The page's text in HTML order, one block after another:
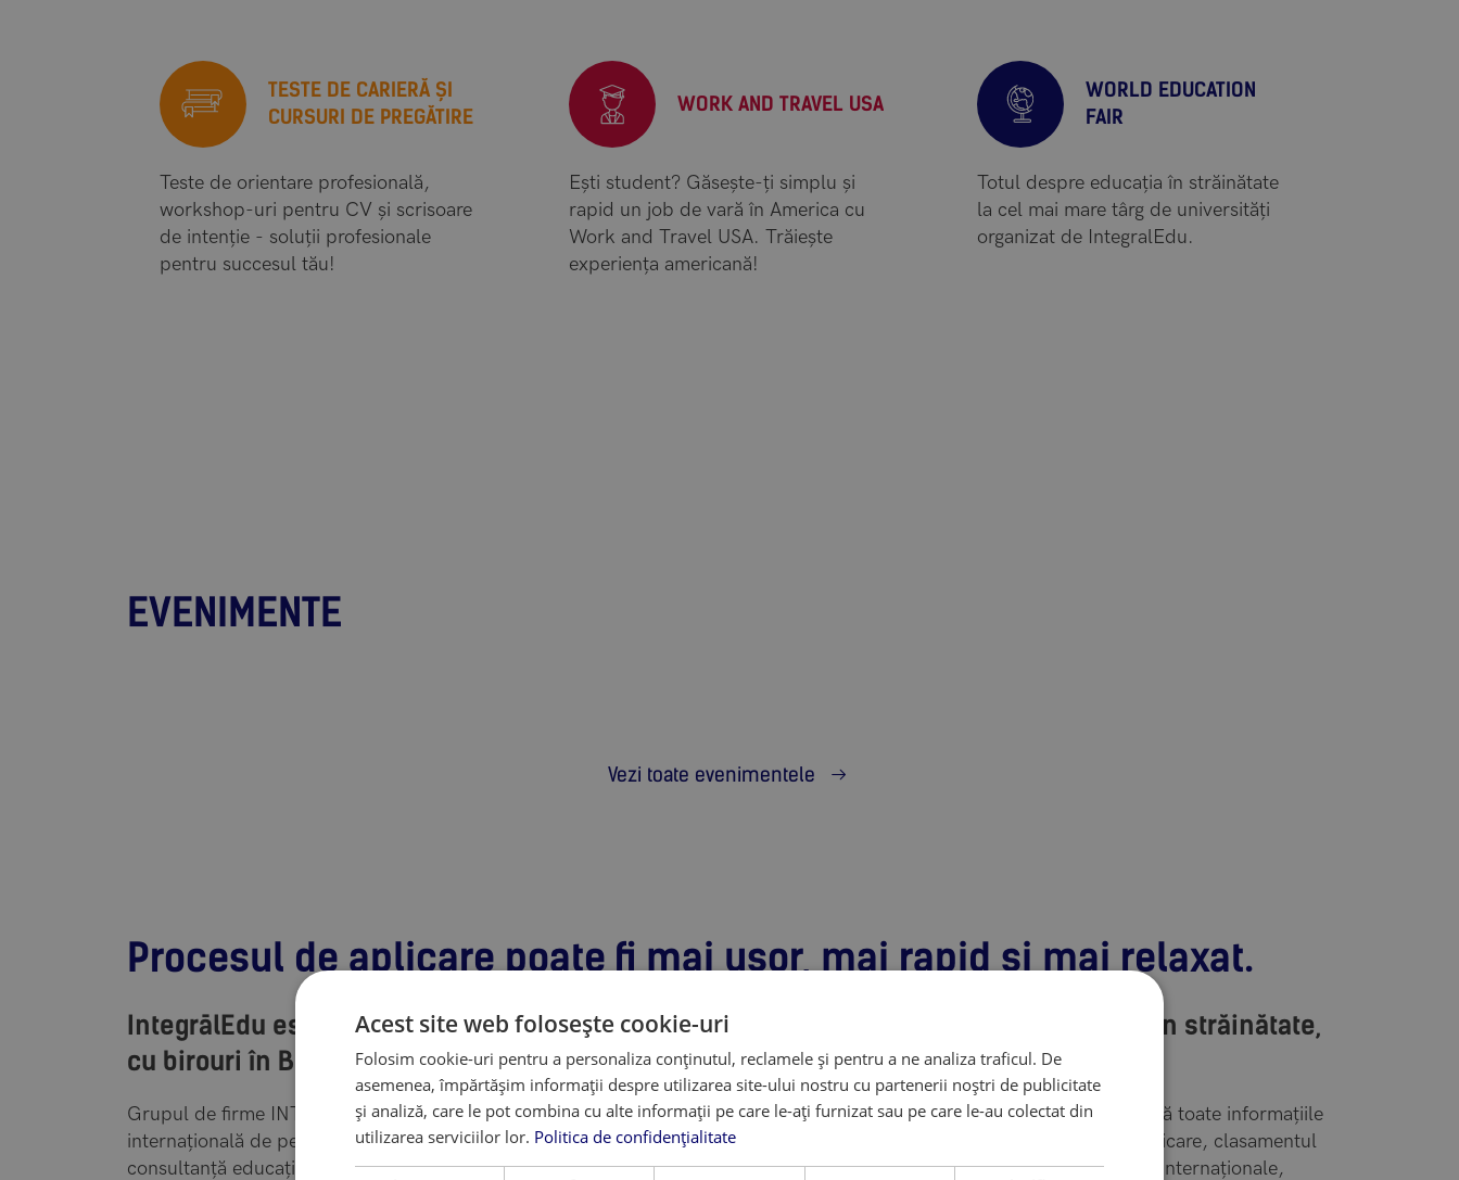
TESTE DE CARIERĂ ȘI
CURSURI DE PREGĂTIRE
Teste de orientare profesională,
workshop-uri pentru CV și scrisoare
de intenție - soluții profesionale
pentru succesul tău!
WORK AND TRAVEL USA
Ești student? Găsește-ți simplu și
rapid un job de vară în America cu
Work and Travel USA. Trăiește
experiența americană!
WORLD EDUCATION
FAIR
Totul despre educația în străinătate
la cel mai mare târg de universități
organizat de IntegralEdu.
EVENIMENTE
Vezi toate evenimentele
Procesul de aplicare poate fi mai ușor, mai rapid și mai relaxat.
IntegrālEdu este cel mai important consultant educațional din România pentru studii în străinătate,
cu birouri în București, Constanța, Craiova și Iași
Grupul de firme INTEGRAL are o experiență
internațională de peste 30 de ani în
consultanță educațională. Prezența în
universități în străinătate
Consultanții noștri îți oferă toate informațiile
legate de procesul de aplicare, clasamentul
universităților în topurile internaționale,
Acest site web folosește cookie-uri
Folosim cookie-uri pentru a personaliza conținutul, reclamele și pentru a ne analiza traficul. De
asemenea, împărtășim informații despre utilizarea site-ului nostru cu partenerii noștri de publicitate
și analiză, care le pot combina cu alte informații pe care le-ați furnizat sau pe care le-au colectat din
utilizarea serviciilor lor. Politica de confidențialitate